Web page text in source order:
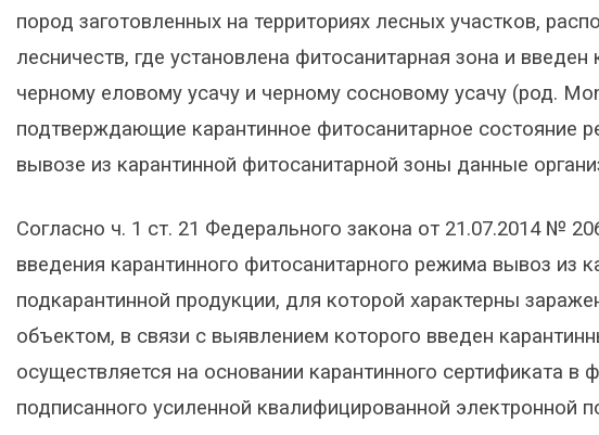
пород заготовленных на территориях лесных участков,
лесничеств, где установлена фитосанитарная зона и
черному еловому усачу и черному сосновому усачу (род.
подтверждающие карантинное фитосанитарное состояние
вывозе из карантинной фитосанитарной зоны данные
Согласно ч. 1 ст. 21 Федерального закона от 21.07.2014 №
введения карантинного фитосанитарного режима вывоз из
подкарантинной продукции, для которой характерны
объектом, в связи с выявлением которого введен
осуществляется на основании карантинного сертификата в
подписанного усиленной квалифицированной электронной